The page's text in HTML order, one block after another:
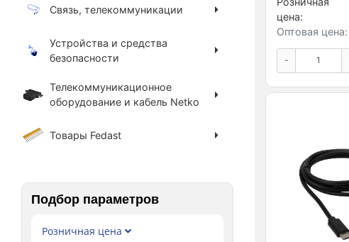
цена:
Оптовая цена:
-
Связь, телекоммуникации
Устройства и средства
безопасности
Телекоммуникационное
оборудование и кабель Netko
Товары Fedast
Подбор параметров
Розничная цена